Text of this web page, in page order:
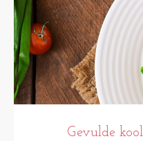
Gevulde